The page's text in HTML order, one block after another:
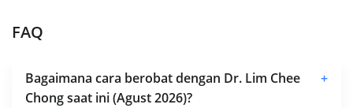
FAQ
Bagaimana cara berobat dengan Dr. Lim Chee
Chong saat ini (Agust 2026)?
+